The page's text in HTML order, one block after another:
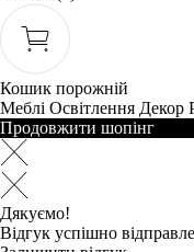
Кошик порожній
Меблі Освітлення Декор
Продовжити шопінг
Дякуємо!
Відгук успішно